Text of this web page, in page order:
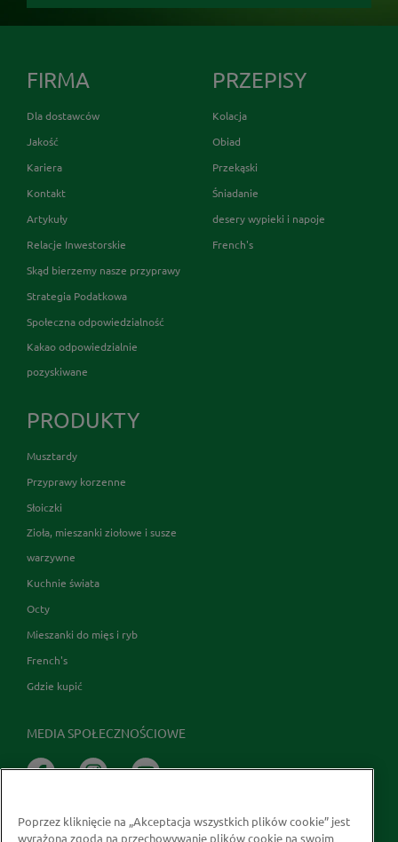
FIRMA
Dla dostawców
Jakość
Kariera
Kontakt
Artykuły
Relacje Inwestorskie
Skąd bierzemy nasze przyprawy
Strategia Podatkowa
Społeczna odpowiedzialność
Kakao odpowiedzialnie
pozyskiwane
PRZEPISY
Kolacja
Obiad
Przekąski
Śniadanie
desery wypieki i napoje
French's
PRODUKTY
Musztardy
Przyprawy korzenne
Słoiczki
Zioła, mieszanki ziołowe i susze
warzywne
Kuchnie świata
Octy
Mieszanki do mięs i ryb
French's
Gdzie kupić
MEDIA SPOŁECZNOŚCIOWE
Poprzez kliknięcie na „Akceptacja wszystkich plików cookie” jest
wyrażona zgoda na przechowywanie plików cookie na swoim